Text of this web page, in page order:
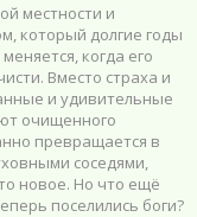
местности и
который долгие годы
когда его
Вместо страха и
и удивительные
очищенного
превращается в
соседями,
новое. Но что ещё
поселились боги?